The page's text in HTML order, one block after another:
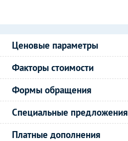
Ценовые параметры
Факторы стоимости
Формы обращения
Специальные предложения
Платные дополнения